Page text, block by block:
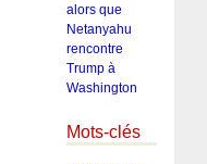
alors que
Netanyahu
rencontre
Trump à
Washington
Mots-clés